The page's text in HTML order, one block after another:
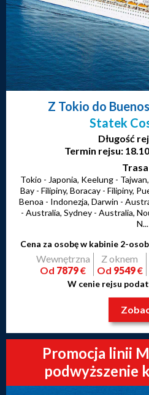
Z Tokio do
Statek
Długość
Termin rejsu:
Tokio - Japonia, Keelung -
Bay - Filipiny, Boracay - Filipiny,
Benoa - Indonezja, Darwin -
- Australia, Sydney - Australia,
N...
Cena za osobę w kabinie 2-
Wewnętrzna
Od 7879€
Z oknem
Od 9549€
W cenie rejsu
Promocja linii
podwyższenie